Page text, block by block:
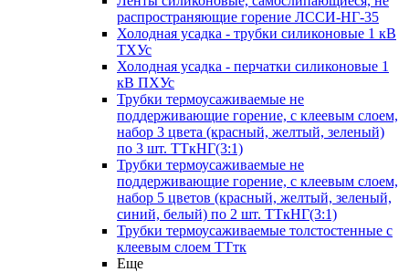
распространяющие горение ЛССИ-НГ-35
Холодная усадка - трубки силиконовые 1 кВ
ТХУс
Холодная усадка - перчатки силиконовые 1
кВ ПХУс
Трубки термоусаживаемые не
поддерживающие горение, с клеевым слоем,
набор 3 цвета (красный, желтый, зеленый)
по 3 шт. ТТкНГ(3:1)
Трубки термоусаживаемые не
поддерживающие горение, с клеевым слоем,
набор 5 цветов (красный, желтый, зеленый,
синий, белый) по 2 шт. ТТкНГ(3:1)
Трубки термоусаживаемые толстостенные с
клеевым слоем ТТтк
Еще